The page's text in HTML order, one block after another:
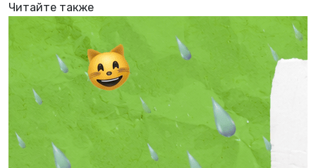
Читайте также